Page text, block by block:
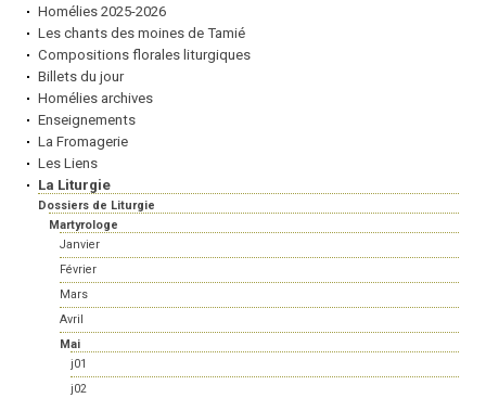
Homélies 2025-2026
Les chants des moines de Tamié
Compositions florales liturgiques
Billets du jour
Homélies archives
Enseignements
La Fromagerie
Les Liens
La Liturgie
Dossiers de Liturgie
Martyrologe
Janvier
Février
Mars
Avril
Mai
j01
j02